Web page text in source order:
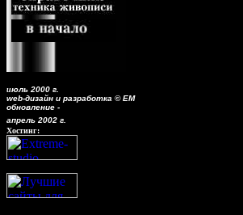
июль 2000 г.
web-дизайн и разработка © ЕМ
обновление -
апрель 2002 г.
Хостинг: